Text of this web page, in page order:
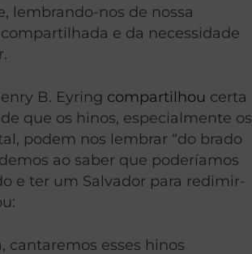
lembrando-nos de nossa
e da necessidade
B. Eyring compartilhou certa
que os hinos, especialmente os
podem nos lembrar “do brado
ao saber que poderíamos
e ter um Salvador para redimir-
cantaremos esses hinos